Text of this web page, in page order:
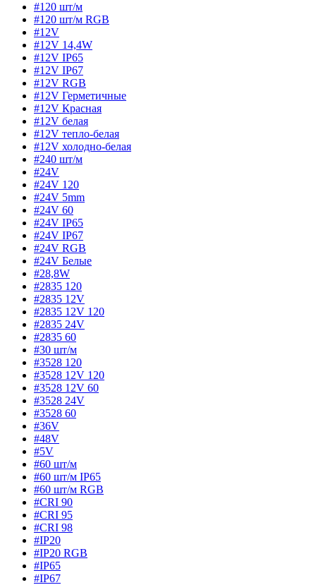
#120 шт/м
#120 шт/м RGB
#12V
#12V 14,4W
#12V IP65
#12V IP67
#12V RGB
#12V Герметичные
#12V Красная
#12V белая
#12V тепло-белая
#12V холодно-белая
#240 шт/м
#24V
#24V 120
#24V 5mm
#24V 60
#24V IP65
#24V IP67
#24V RGB
#24V Белые
#28,8W
#2835 120
#2835 12V
#2835 12V 120
#2835 24V
#2835 60
#30 шт/м
#3528 120
#3528 12V 120
#3528 12V 60
#3528 24V
#3528 60
#36V
#48V
#5V
#60 шт/м
#60 шт/м IP65
#60 шт/м RGB
#CRI 90
#CRI 95
#CRI 98
#IP20
#IP20 RGB
#IP65
#IP67